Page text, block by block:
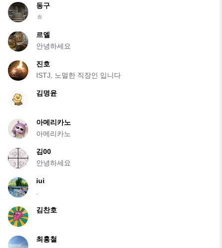
동구
ㅎ
르엘
안녕하세요
진호
ISTJ, 노멀한 직장인 입니다
김명윤
아메리카노
아메리카노
김00
안녕하세요
iui
.
김찬호
최홍철